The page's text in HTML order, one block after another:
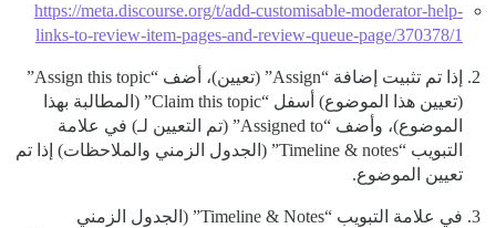
https://meta.discourse.org/t/add-customisable-moderator-help-
links-to-review-item-pages-and-review-queue-page/370378/1
إذا تم تثبيت إضافة “Assign” (تعيين)، أضف “Assign this topic”
(تعيين هذا الموضوع) أسفل “Claim this topic” (المطالبة بهذا
الموضوع)، وأضف “Assigned to” (تم التعيين لـ) في علامة
التبويب “Timeline & notes” (الجدول الزمني والملاحظات) إذا تم
تعيين الموضوع.
في علامة التبويب “Timeline & Notes” (الجدول الزمني